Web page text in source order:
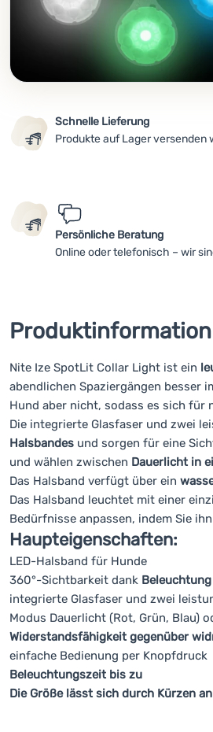
Schnelle Lieferung
Produkte auf Lager versenden
Persönliche Beratung
Online oder telefonisch – wir
Produktinformation
Nite Ize SpotLit Collar Light ist ein
abendlichen Spaziergängen besser
Hund aber nicht, sodass es sich für
Die integrierte Glasfaser und zwei
Halsbandes und sorgen für eine
und wählen zwischen Dauerlicht in
Das Halsband verfügt über ein
Das Halsband leuchtet mit einer
Bedürfnisse anpassen, indem Sie
Haupteigenschaften:
LED-Halsband für Hunde
360°-Sichtbarkeit dank
integrierte Glasfaser und zwei
Modus Dauerlicht (Rot, Grün, Blau)
Widerstandsfähigkeit gegenüber
einfache Bedienung per Knopfdruck
Beleuchtungszeit bis zu
Die Größe lässt sich durch Kürzen